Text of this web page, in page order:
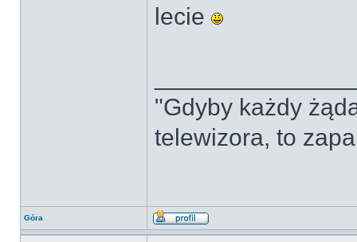
lecie
"Gdyby każdy
telewizora, to
Góra